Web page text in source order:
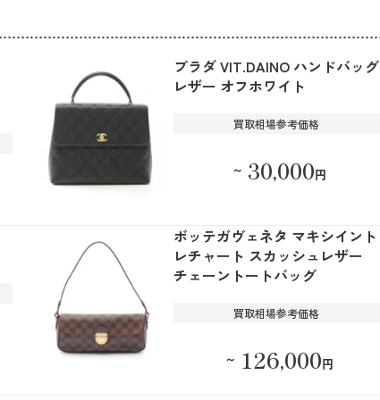
プラダ VIT.DAINO ハンドバッグ
レザー オフホワイト
買取相場参考価格
～ 30,000円
ボッテガヴェネタ マキシイント
レチャート スカッシュレザー
チェーントートバッグ
買取相場参考価格
～ 126,000円